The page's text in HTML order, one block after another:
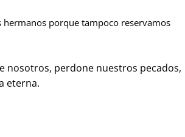
porque tampoco reservamos
nosotros, perdone nuestros pecados,
eterna.